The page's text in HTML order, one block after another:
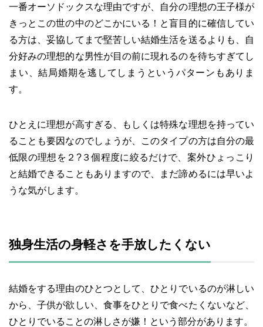
一番オーソドックスな理由ですが、自分の理想の王子様が
きっとこの世の中のどこかにいる！と盲目的に確信してい
る方は、妥協してまで堅苦しい結婚生活を送るよりも、自
分好みの理想的な男性が目の前に現れるのを待ちすぎてし
まい、結局婚期を逃してしまうというパターンもありま
す。
ひとえに理想が高すぎる、もしくは特殊な理想を持ってい
ることも要因なのでしょうが、このタイプの方は自分の最
低限の理想を２?３個程度に絞るだけで、案外ひょっこり
と結婚できることもありますので、まだ諦めるには早いよ
うな気がします。
独身生活の身軽さを手放したくない
結婚をする理由のひとつとして、ひとりでいるのが淋しい
から、子供が欲しい、食事をひとりで食べたくないなど、
ひとりでいることの淋しさが嫌！という部分があります。